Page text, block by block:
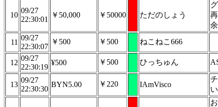
10
09/27
22:30:01
￥50,000 ￥50000 ただのしょう
11
09/27
22:30:07
￥500 ￥500 ねこねこ666
12
09/27
22:30:19
¥500 ￥500 ひっちゅん
13
09/27
22:30:30
BYN5.00 ￥220 IAmVisco